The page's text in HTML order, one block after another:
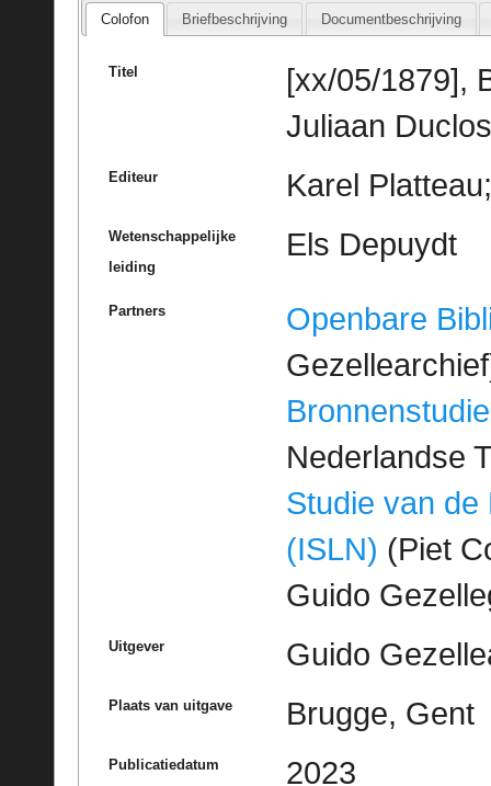
Colofon Briefbeschrijving Documentbeschrijving
Titel
[xx/05/1879],
Juliaan
Editeur Karel
Wetenschappelijke
leiding
Els Depuydt
Partners
Openbare
Bronnenstudie
Nederlandse
Studie van de
(ISLN) (Piet
Guido
Uitgever Guido
Plaats van uitgave Brugge, Gent
Publicatiedatum 2023